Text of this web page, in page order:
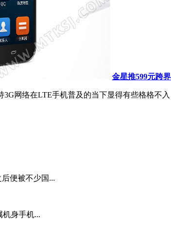
金星推599元跨
网络在LTE手机普及的当下显得有些格格不
便被不少国...
身手机...